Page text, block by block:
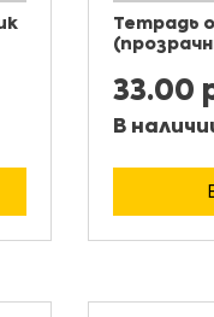
Тетрадь
33.00
В